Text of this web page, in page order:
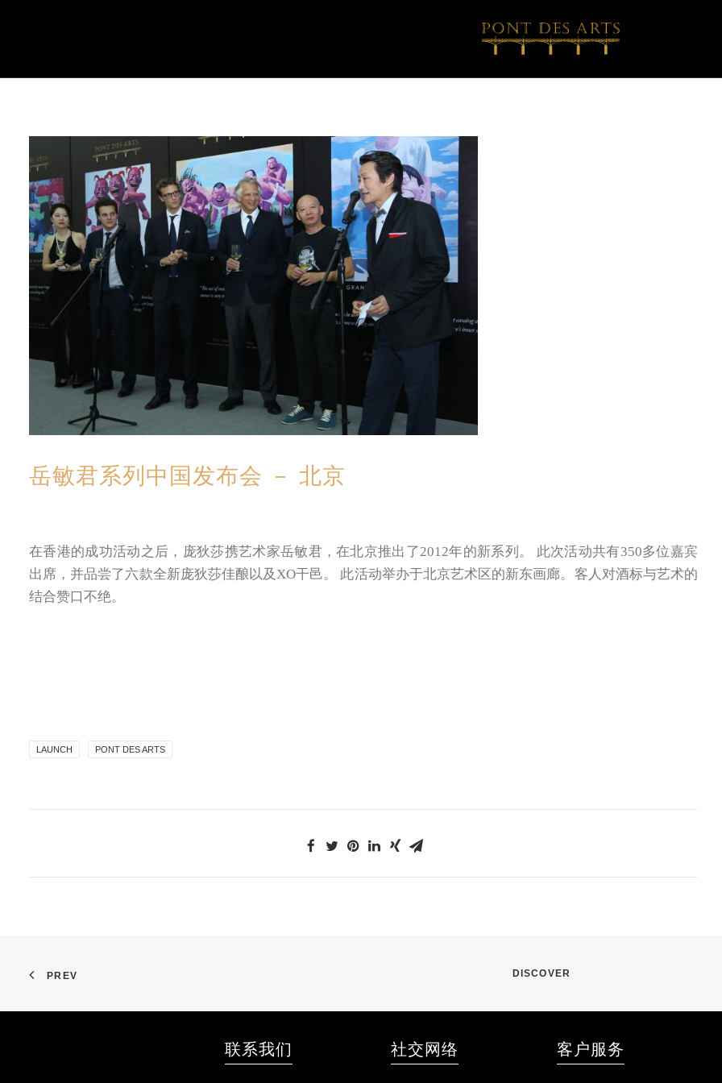
岳敏君系列中国发布会 － 北京
在香港的成功活动之后，庞狄莎携艺术家岳敏君，在北京推出了2012年的新系列。 此次活动共有350多位嘉宾
出席，并品尝了六款全新庞狄莎佳酿以及XO干邑。 此活动举办于北京艺术区的新东画廊。客人对酒标与艺术的
结合赞口不绝。
LAUNCH PONT DES ARTS
PREV DISCOVER
联系我们 社交网络 客户服务